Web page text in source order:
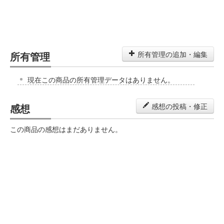
所有管理 所有管理の追加・編集
現在この商品の所有管理データはありません。
感想 感想の投稿・修正
この商品の感想はまだありません。